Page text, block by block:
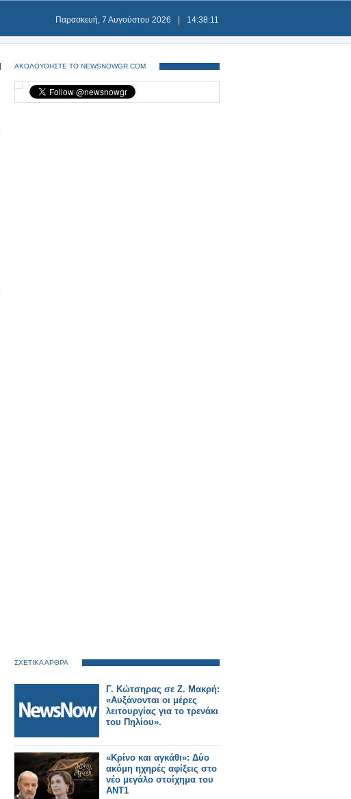
Παρασκευή, 7 Αυγούστου 2026 14:38:12
ΑΚΟΛΟΥΘΗΣΤΕ ΤΟ NEWSNOWGR.COM
ΣΧΕΤΙΚΑ ΑΡΘΡΑ
Γ. Κώτσηρας σε Ζ. Μακρή:
«Αυξάνονται oι μέρες
λειτουργίας για το τρενάκι
του Πηλίου».
«Κρίνο και αγκάθι»: Δύο
ακόμη ηχηρές αφίξεις στο
νέο μεγάλο στοίχημα του
ΑΝΤ1